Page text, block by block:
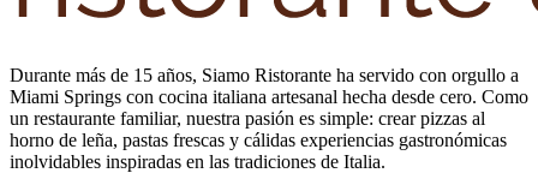
Durante más de 15 años, Siamo Ristorante ha servido con orgullo a
Miami Springs con cocina italiana artesanal hecha desde cero. Como
un restaurante familiar, nuestra pasión es simple: crear pizzas al
horno de leña, pastas frescas y cálidas experiencias gastronómicas
inolvidables inspiradas en las tradiciones de Italia.